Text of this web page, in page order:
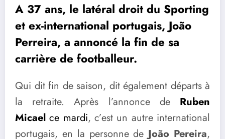
A 37 ans, le latéral droit du Sporting
et ex-international portugais, João
Perreira, a annoncé la fin de sa
carrière de footballeur.
Qui dit fin de saison, dit également départs à
la retraite. Après l’annonce de Ruben
Micael ce mardi, c’est un autre international
portugais, en la personne de João Pereira,